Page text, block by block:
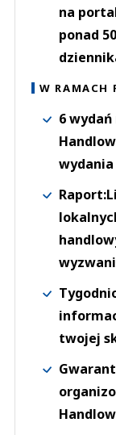
na
ponad
W RAMACH
6
wydania
twojej